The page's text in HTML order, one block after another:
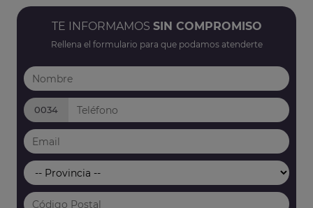
TE INFORMAMOS SIN COMPROMISO
Rellena el formulario para que podamos atenderte
0034